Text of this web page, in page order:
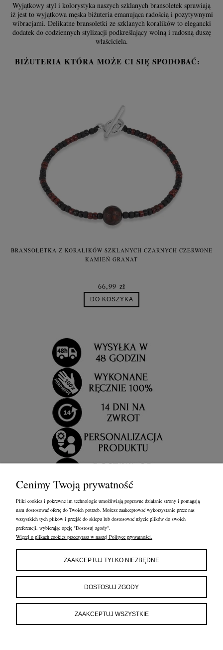
Wyjątkowy styl i kolorystyka naszych szklanych bransoletek sprawiają
iż jest to wyjątkowa męska biżuteria emanująca radością i pozytywnymi
wibracjami. Delikatne bransoletki ze szklanych koralików to elegancki
dodatek do codziennych stylizacji podkreślający wolną i radosną duszę
właściciela.
BIŻUTERIA KTÓRA MOŻE CI SIĘ SPODOBAĆ:
BRANSOLETKA Z KORALIKÓW SZKLANYCH CZARNYCH CZERWONE
KAMIEŃ GRANAT
66,99 zł
DO KOSZYKA
OBSŁUGA KLIENTA FRANCOW JEWELRY
FRANCOW JEWELRY
ul. Kossaka 4/8, 49-200 Grodków
tel:660596974
e-mail:shop@francow.com
NIP: 7471775402
Cenimy Twoją prywatność
Pliki cookies i pokrewne im technologie umożliwiają poprawne działanie strony i pomagają
nam dostosować ofertę do Twoich potrzeb. Możesz zaakceptować wykorzystanie przez nas
wszystkich tych plików i przejść do sklepu lub dostosować użycie plików do swoich
preferencji, wybierając opcję "Dostosuj zgody".
Więcej o plikach cookies przeczytasz w naszej Polityce prywatności.
ZAAKCEPTUJ TYLKO NIEZBĘDNE
DOSTOSUJ ZGODY
ZAAKCEPTUJ WSZYSTKIE